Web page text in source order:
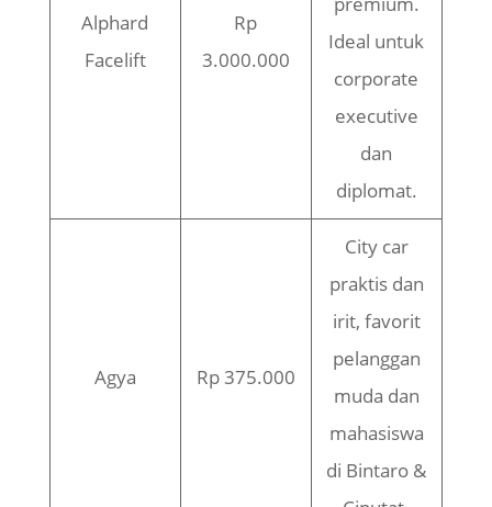
Alphard
Facelift
Rp
3.000.000
Ideal untuk
corporate
executive
dan
diplomat.
Agya Rp 375.000
City car
praktis dan
irit, favorit
pelanggan
muda dan
mahasiswa
di Bintaro &